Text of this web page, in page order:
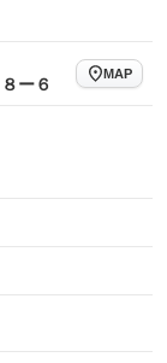
ー６
MAP